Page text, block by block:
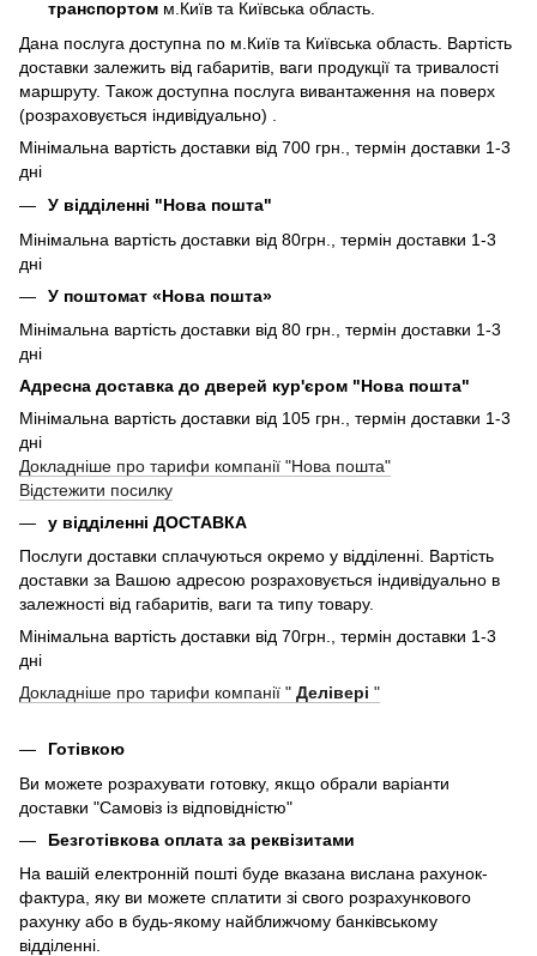
транспортом м.Київ та Київська область.
Дана послуга доступна по м.Київ та Київська область. Вартість
доставки залежить від габаритів, ваги продукції та тривалості
маршруту. Також доступна послуга вивантаження на поверх
(розраховується індивідуально) .
Мінімальна вартість доставки від 700 грн., термін доставки 1-3
дні
У відділенні "Нова пошта"
Мінімальна вартість доставки від 80грн., термін доставки 1-3
дні
У поштомат «Нова пошта»
Мінімальна вартість доставки від 80 грн., термін доставки 1-3
дні
Адресна доставка до дверей кур'єром "Нова пошта"
Мінімальна вартість доставки від 105 грн., термін доставки 1-3
дні
Докладніше про тарифи компанії "Нова пошта"
Відстежити посилку
у відділенні ДОСТАВКА
Послуги доставки сплачуються окремо у відділенні. Вартість
доставки за Вашою адресою розраховується індивідуально в
залежності від габаритів, ваги та типу товару.
Мінімальна вартість доставки від 70грн., термін доставки 1-3
дні
Докладніше про тарифи компанії " Делівері "
Готівкою
Ви можете розрахувати готовку, якщо обрали варіанти
доставки "Самовіз із відповідністю"
Безготівкова оплата за реквізитами
На вашій електронній пошті буде вказана вислана рахунок-
фактура, яку ви можете сплатити зі свого розрахункового
рахунку або в будь-якому найближчому банківському
відділенні.